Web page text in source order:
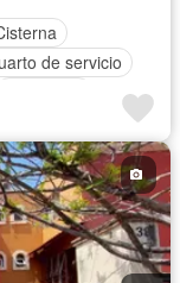
de servicio